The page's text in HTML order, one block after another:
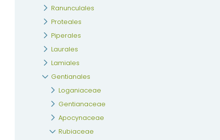
Ranunculales
Proteales
Piperales
Laurales
Lamiales
Gentianales
Loganiaceae
Gentianaceae
Apocynaceae
Rubiaceae